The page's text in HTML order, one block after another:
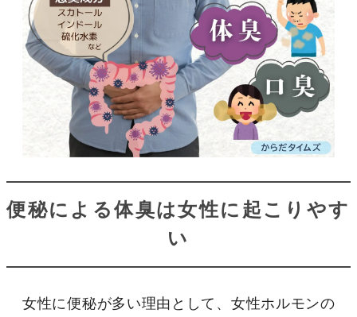
便秘による体臭は女性に起こりやす
い
女性に便秘が多い理由として、女性ホルモンの